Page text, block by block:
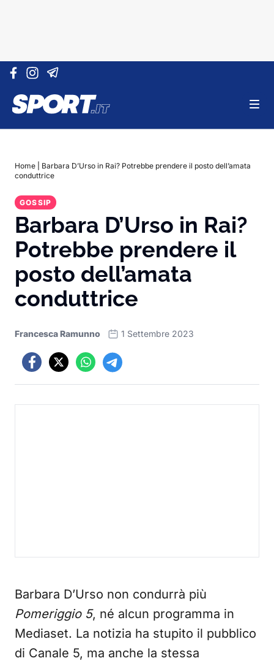
Vai al contenuto
Home
Barbara D’Urso in Rai? Potrebbe prendere il posto dell’amata
conduttrice
GOSSIP
Barbara D’Urso in Rai?
Potrebbe prendere il
posto dell’amata
conduttrice
Francesca Ramunno 1 Settembre 2023
Barbara D’Urso non condurrà più
Pomeriggio 5, né alcun programma in
Mediaset. La notizia ha stupito il pubblico
di Canale 5, ma anche la stessa